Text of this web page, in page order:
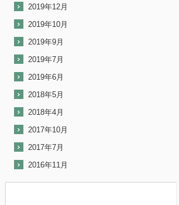
2019年12月
2019年10月
2019年9月
2019年7月
2019年6月
2018年5月
2018年4月
2017年10月
2017年7月
2016年11月